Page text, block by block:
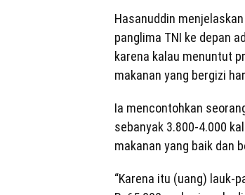
Hasanuddin
panglima TNI ke depan
karena kalau menuntut
makanan yang bergizi
Ia mencontohkan
sebanyak 3.800-4.000
makanan yang baik dan
“Karena itu (uang) lauk-